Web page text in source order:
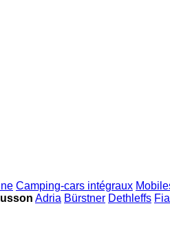
Camping‐cars intégraux
Adria Bürstner Dethleffs